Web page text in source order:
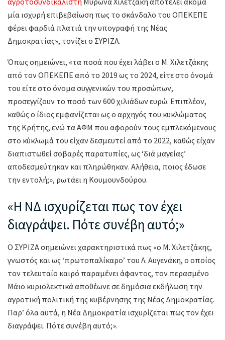
μία ισχυρή επιβεβαίωση πως το σκάνδαλο του ΟΠΕΚΕΠΕ
φέρει φαρδιά πλατιά την υπογραφή της Νέας
Δημοκρατίας», τονίζει ο ΣΥΡΙΖΑ.
Όπως σημειώνει, «τα ποσά που έχει λάβει ο Μ. Χιλετζάκης
από τον ΟΠΕΚΕΠΕ από το 2019 ως το 2024, είτε στο όνομά
του είτε στο όνομα συγγενικών του προσώπων,
προσεγγίζουν το ποσό των 600 χιλιάδων ευρώ. Επιπλέον,
καθώς ο ίδιος εμφανίζεται ως ο αρχηγός του κυκλώματος
της Κρήτης, ενώ τα ΑΦΜ που αφορούν τους εμπλεκόμενους
στο κύκλωμά του είχαν δεσμευτεί από το 2022, καθώς είχαν
διαπιστωθεί σοβαρές παρατυπίες, ως ‘διά μαγείας’
αποδεσμεύτηκαν και πληρώθηκαν. Αλήθεια, ποιος έδωσε
την εντολή;», ρωτάει η Κουμουνδούρου.
«Η ΝΔ ισχυρίζεται πως τον έχει
διαγράψει. Πότε συνέβη αυτό;»
Ο ΣΥΡΙΖΑ σημειώνει χαρακτηριστικά πως «ο Μ. Χιλετζάκης,
γνωστός και ως ‘πρωτοπαλίκαρο’ του Λ. Αυγενάκη, ο οποίος
τον τελευταίο καιρό παραμένει άφαντος, τον περασμένο
Μάιο κυριολεκτικά αποθέωνε σε δημόσια εκδήλωση την
αγροτική πολιτική της κυβέρνησης της Νέας Δημοκρατίας.
Παρ’ όλα αυτά, η Νέα Δημοκρατία ισχυρίζεται πως τον έχει
διαγράψει. Πότε συνέβη αυτό;».